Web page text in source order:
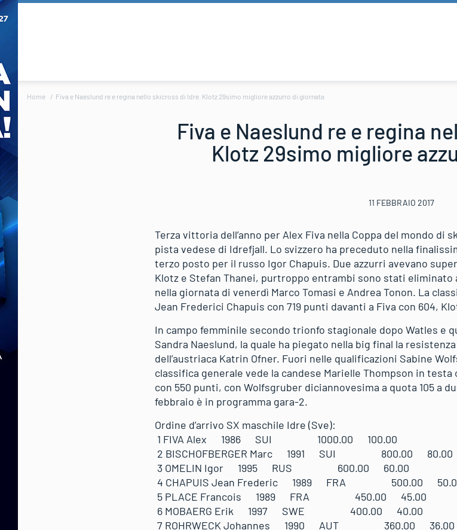
Home Fiva e Naeslund re e regina nello skicross di Idre. Klotz 29simo migliore azzurro di giornata
Fiva e Naeslund re e regina
Klotz 29simo migliore
11 FEBBRAIO 2017
Terza vittoria dell’anno per Alex Fiva nella Coppa del mondo di
pista vedese di Idrefjall. Lo svizzero ha preceduto nella
terzo posto per il russo Igor Chapuis. Due azzurri avevano
Klotz e Stefan Thanei, purtroppo entrambi sono stati eliminato
nella giornata di venerdì Marco Tomasi e Andrea Tonon. La
Jean Frederici Chapuis con 719 punti davanti a Fiva con 604,
In campo femminile secondo trionfo stagionale dopo Watles e
Sandra Naeslund, la quale ha piegato nella big final la
dell’austriaca Katrin Ofner. Fuori nelle qualificazioni Sabine
classifica generale vede la candese Marielle Thompson in
con 550 punti, con Wolfsgruber diciannovesima a quota 105 a
febbraio è in programma gara-2.
Ordine d’arrivo SX maschile Idre (Sve):
1 FIVA Alex 1986 SUI 1000.00 100.00
2 BISCHOFBERGER Marc 1991 SUI 800.00 80.00
3 OMELIN Igor 1995 RUS 600.00 60.00
4 CHAPUIS Jean Frederic 1989 FRA 500.00
5 PLACE Francois 1989 FRA 450.00 45.00
6 MOBAERG Erik 1997 SWE 400.00 40.00
7 ROHRWECK Johannes 1990 AUT 360.00 36.00